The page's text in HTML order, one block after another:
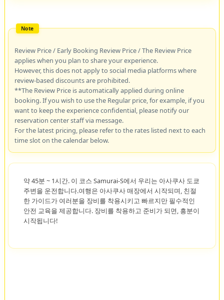
Review Price / Early Booking Review Price / The Review Price
applies when you plan to share your experience.
However, this does not apply to social media platforms where
review-based discounts are prohibited.
**The Review Price is automatically applied during online
booking. If you wish to use the Regular price, for example, if you
want to keep the experience confidential, please notify our
reservation center staff via message.
For the latest pricing, please refer to the rates listed next to each
time slot on the calendar below.
약 45분 ~ 1시간. 이 코스 Samurai-S에서 우리는 아사쿠사 도쿄
주변을 운전합니다.여행은 아사쿠사 매장에서 시작되며, 친절
한 가이드가 여러분을 장비를 착용시키고 빠르지만 필수적인
안전 교육을 제공합니다. 장비를 착용하고 준비가 되면, 흥분이
시작됩니다!